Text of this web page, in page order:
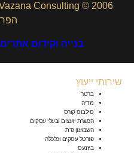
2006 © Vazana Consulting, כל הזכויות שמורות.
בנייה וקידום
שירותי ייעוץ
ברטר
מדיה
סילבוס קורס
הכשרת יועצים ובעלי עסקים
השבועון פ”ת
פורטל עסקים וכלכלה
ביזנעס